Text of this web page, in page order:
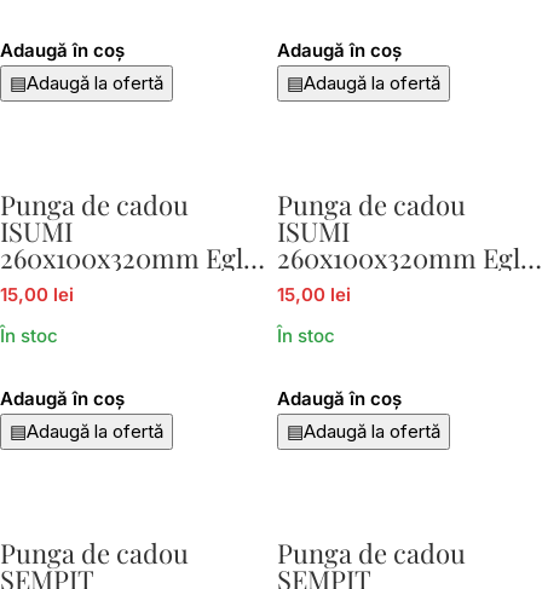
Adaugă în coș
▤Adaugă la ofertă
Adaugă în coș
▤Adaugă la ofertă
Punga de cadou
ISUMI
260x100x320mm Eglo
429049
15,00 lei
În stoc
Adaugă în coș
▤Adaugă la ofertă
Punga de cadou
ISUMI
260x100x320mm Eglo
429051
15,00 lei
În stoc
Adaugă în coș
▤Adaugă la ofertă
Punga de cadou
SEMPIT
Punga de cadou
SEMPIT